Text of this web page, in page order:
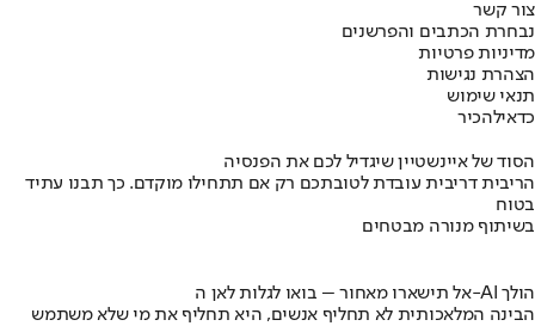
צור קשר
נבחרת הכתבים והפרשנים
מדיניות פרטיות
הצהרת נגישות
תנאי שימוש
כדאילהכיר
הסוד של איינשטיין שיגדיל לכם את הפנסיה
הריבית דריבית עובדת לטובתכם רק אם תתחילו מוקדם. כך תבנו עתיד
בטוח
בשיתוף מנורה מבטחים
אל תישארו מאחור – בואו לגלות לאן ה-AI הולך
הבינה המלאכותית לא תחליף אנשים, היא תחליף את מי שלא משתמש